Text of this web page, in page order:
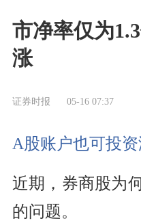
市净率仅为
涨
证券时报 05-16 07:37
A股账户也可投资
近期，券商股为
的问题。